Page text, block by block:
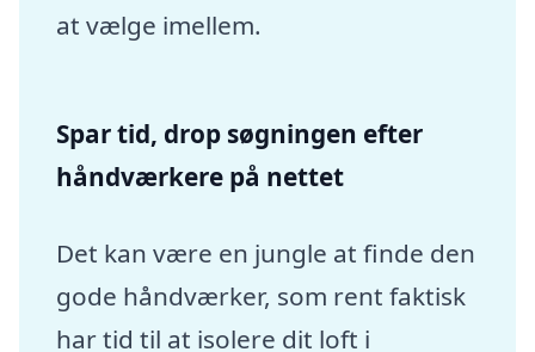
at vælge imellem.
Spar tid, drop søgningen efter
håndværkere på nettet
Det kan være en jungle at finde den
gode håndværker, som rent faktisk
har tid til at isolere dit loft i